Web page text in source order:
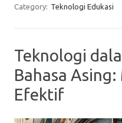
Category: Teknologi Edukasi
Teknologi
Bahasa
Efektif